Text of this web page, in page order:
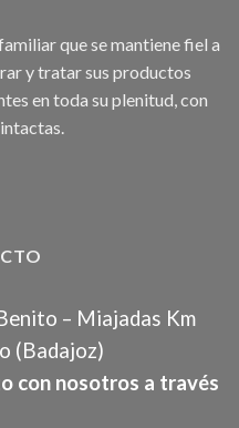
que se mantiene fiel a
y tratar sus productos
en toda su plenitud, con
– Miajadas Km
(Badajoz)
con nosotros a través